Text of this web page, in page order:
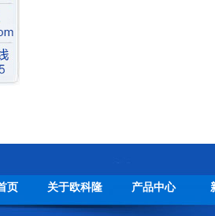
页 关于欧科隆 产品中心